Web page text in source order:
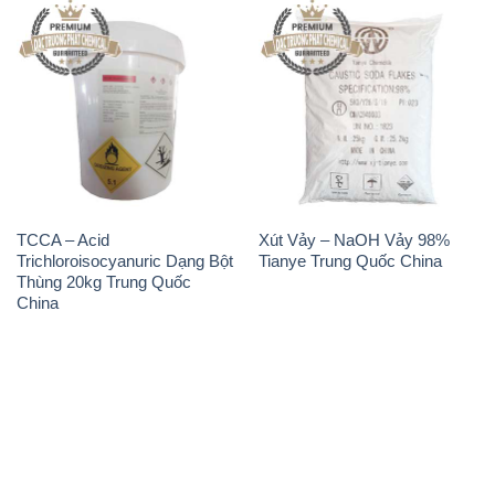
TCCA – Acid
Trichloroisocyanuric Dạng Bột
Thùng 20kg Trung Quốc
China
Xút Vảy – NaOH Vảy 98%
Tianye Trung Quốc China